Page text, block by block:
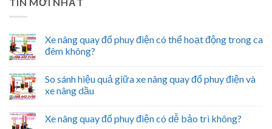
Xe nâng quay đổ phuy điện có thể hoạt động trong ca
đêm không?
So sánh hiệu quả giữa xe nâng quay đổ phuy điện và
xe nâng dầu
Xe nâng quay đổ phuy điện có dễ bảo trì không?